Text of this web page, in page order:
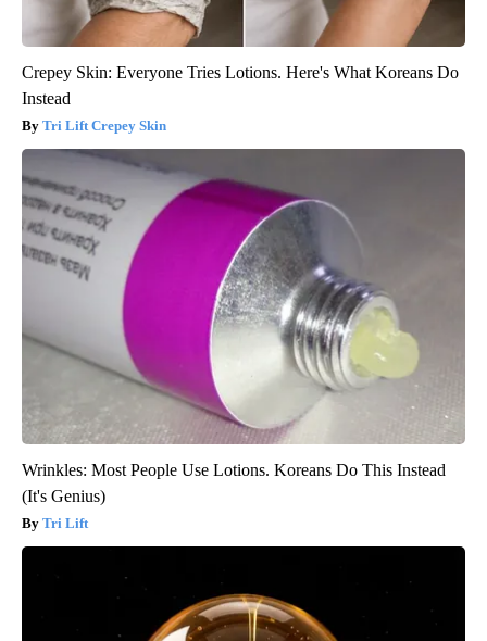
Crepey Skin: Everyone Tries Lotions. Here's What Koreans Do
Instead
Tri Lift Crepey Skin
Wrinkles: Most People Use Lotions. Koreans Do This Instead
(It's Genius)
Tri Lift